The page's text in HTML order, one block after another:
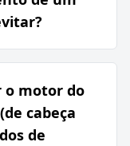
o motor do
cabeça
de